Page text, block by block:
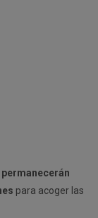
para acoger las